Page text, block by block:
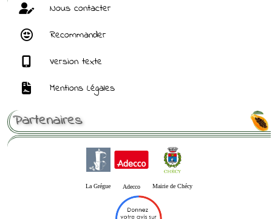
Nous contacter
Recommander
Version texte
Mentions Légales
Partenaires
La Grégue Adecco Mairie de Chécy